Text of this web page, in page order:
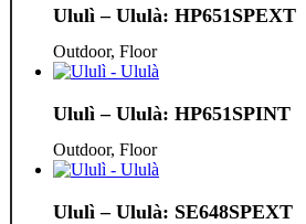
Ululì – Ululà: HP651SPEXT
Outdoor, Floor
Ululì – Ululà: HP651SPINT
Outdoor, Floor
Ululì – Ululà: SE648SPEXT